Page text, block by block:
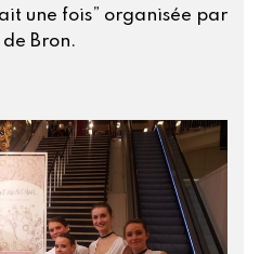
une fois” organisée par
Bron.